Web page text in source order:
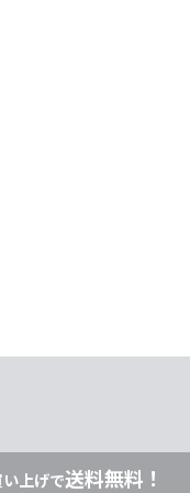
上げで送料無料！